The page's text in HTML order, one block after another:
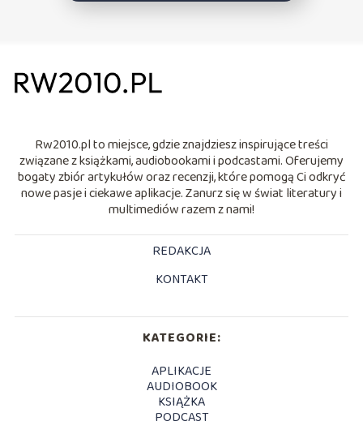
Rw2010.pl to miejsce, gdzie znajdziesz inspirujące treści
związane z książkami, audiobookami i podcastami. Oferujemy
bogaty zbiór artykułów oraz recenzji, które pomogą Ci odkryć
nowe pasje i ciekawe aplikacje. Zanurz się w świat literatury i
multimediów razem z nami!
REDAKCJA
KONTAKT
KATEGORIE:
APLIKACJE
AUDIOBOOK
KSIĄŻKA
PODCAST